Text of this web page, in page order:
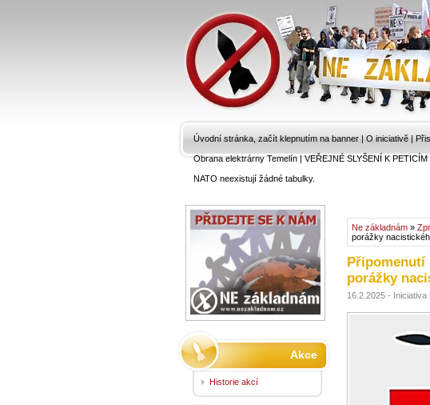
Úvodní stránka, začít klepnutím na banner | O iniciativě |
Obrana elektrárny Temelín|VEŘEJNÉ SLYŠENÍ K
NATO neexistují žádné tabulky.
Ne základnám »
porážky
Připomenutí
porážky
16.2.2025 -
Akce
Historie akcí